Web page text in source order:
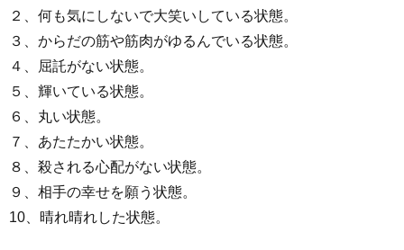
２、何も気にしないで大笑いしている状態。
３、からだの筋や筋肉がゆるんでいる状態。
４、屈託がない状態。
５、輝いている状態。
６、丸い状態。
７、あたたかい状態。
８、殺される心配がない状態。
９、相手の幸せを願う状態。
10、晴れ晴れした状態。